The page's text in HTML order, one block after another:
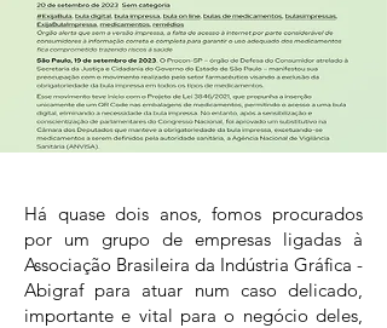
Há quase dois anos, fomos procurados
por um grupo de empresas ligadas à
Associação Brasileira da Indústria Gráfica -
Abigraf para atuar num caso delicado,
importante e vital para o negócio deles,